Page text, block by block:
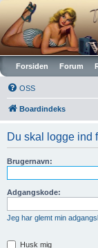
Vintagehifi.dk
Forsiden Forum
OSS
Boardindeks
Du skal logge ind
Brugernavn:
Adgangskode:
Jeg har glemt min
Husk mig